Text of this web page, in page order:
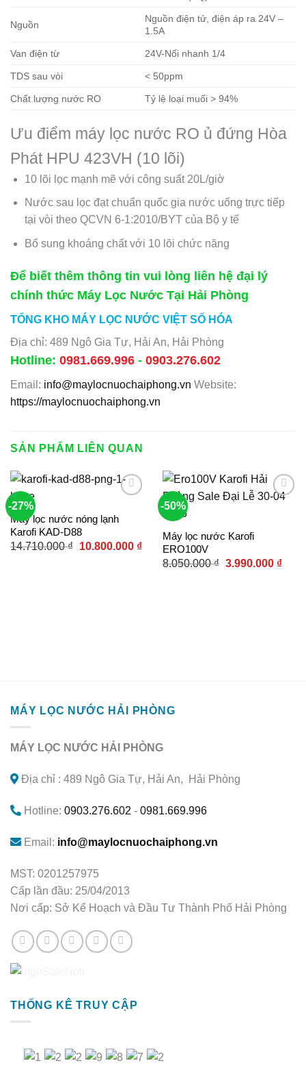
Nguồn
Nguồn điện tử, điện áp ra 24V –
1.5A
Van điện từ 24V-Nối nhanh 1/4
TDS sau vòi < 50ppm
Chất lượng nước RO Tỷ lệ loại muối > 94%
Ưu điểm máy lọc nước RO ủ đứng Hòa
Phát HPU 423VH (10 lõi)
10 lõi lọc mạnh mẽ với công suất 20L/giờ
Nước sau lọc đạt chuẩn quốc gia nước uống trực tiếp
tại vòi theo QCVN 6-1:2010/BYT của Bộ y tế
Bổ sung khoáng chất với 10 lõi chức năng
Để biết thêm thông tin vui lòng liên hệ đại lý
chính thức Máy Lọc Nước Tại Hải Phòng
TỔNG KHO MÁY LỌC NƯỚC VIỆT SỐ HÓA
Địa chỉ: 489 Ngô Gia Tự, Hải An, Hải Phòng
Hotline: 0981.669.996 - 0903.276.602
Email: info@maylocnuochaiphong.vn Website:
https://maylocnuochaiphong.vn
SẢN PHẨM LIÊN QUAN
-27%
Máy lọc nước nóng lạnh
Karofi KAD-D88
14.710.000₫
Giá
10.800.000 ₫Giá
-50%
Máy lọc nước Karofi
ERO100V
8.050.000₫
Giá
3.990.000 ₫Giá
MÁY LỌC NƯỚC HẢI PHÒNG
MÁY LỌC NƯỚC HẢI PHÒNG
Địa chỉ : 489 Ngô Gia Tự, Hải An, Hải Phòng
Hotline: 0903.276.602 - 0981.669.996
Email: info@maylocnuochaiphong.vn
MST: 0201257975
Cấp lần đầu: 25/04/2013
Nơi cấp: Sở Kế Hoạch và Đầu Tư Thành Phố Hải Phòng
THỐNG KÊ TRUY CẬP